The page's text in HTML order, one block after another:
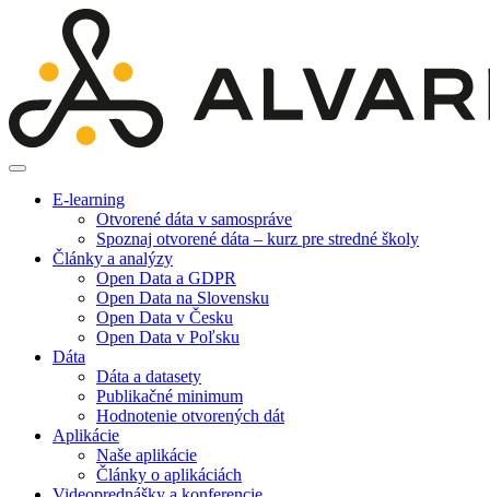
E-learning
Otvorené dáta v samospráve
Spoznaj otvorené dáta – kurz pre stredné školy
Články a analýzy
Open Data a GDPR
Open Data na Slovensku
Open Data v Česku
Open Data v Poľsku
Dáta
Dáta a datasety
Publikačné minimum
Hodnotenie otvorených dát
Aplikácie
Naše aplikácie
Články o aplikáciách